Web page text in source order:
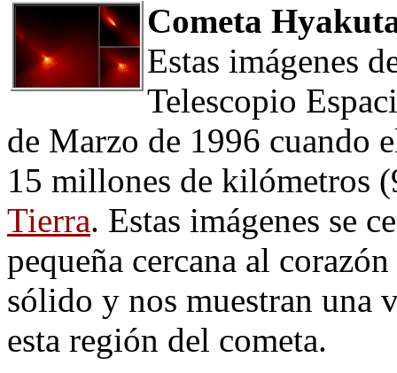
Cometa
Estas imágenes
Telescopio
de Marzo de 1996 cuando
15 millones de kilómetros
Tierra. Estas imágenes se
pequeña cercana al
sólido y nos muestran una
esta región del cometa.